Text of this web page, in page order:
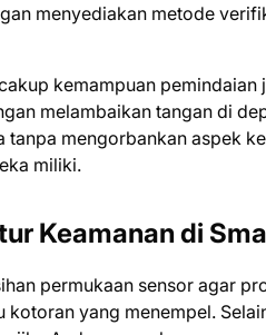
menyediakan metode
kemampuan
melambaikan tangan di
mengorbankan aspek
miliki.
Keamanan di
permukaan sensor agar
kotoran yang menempel.